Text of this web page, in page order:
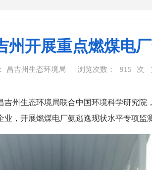
开展重点燃煤电
昌吉州生态环境局 浏览次数： 915 次
州生态环境局联合中国环境科学研究
，开展燃煤电厂氨逃逸现状水平专项监